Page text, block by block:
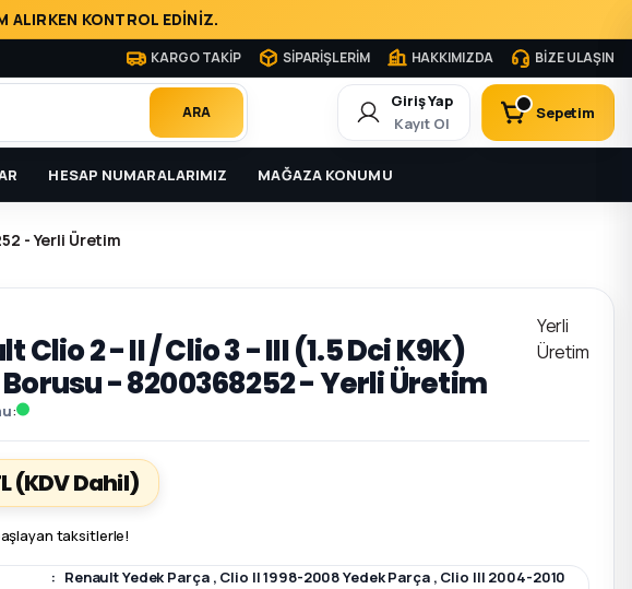
ALIRKEN KONTROL EDİNİZ.
KARGO TAKİP SİPARİŞLERİM HAKKIMIZDA BİZE ULAŞIN
ARA
Giriş Yap
Kayıt Ol
Sepetim
HESAP NUMARALARIMIZ MAĞAZA KONUMU
- Yerli Üretim
Clio 2 - II / Clio 3 - III (1.5 Dci K9K)
- 8200368252 - Yerli Üretim
Yerli
Üretim
(KDV Dahil)
taksitlerle!
Renault Yedek Parça , Clio II 1998-2008 Yedek Parça , Clio III 2004-2010